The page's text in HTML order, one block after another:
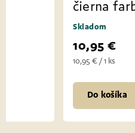
zelená farba